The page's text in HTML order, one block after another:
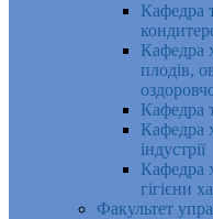
Кафедра
Кафедра
плодів,
Кафедра
Кафедра
індустрії
Кафедра
гігієни
Факультет